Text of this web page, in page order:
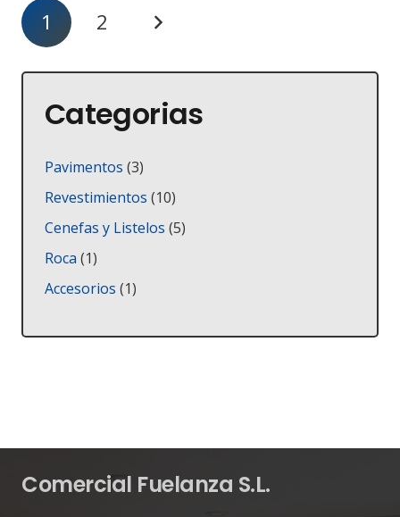
1 2
Categorias
Pavimentos 33
productos
Revestimientos 1010
productos
Cenefas y Listelos 55
Roca 11
producto
Accesorios 11
Comercial Fuelanza S.L.